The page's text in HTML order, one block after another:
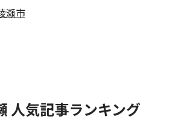
瀬市
人気記事ランキング